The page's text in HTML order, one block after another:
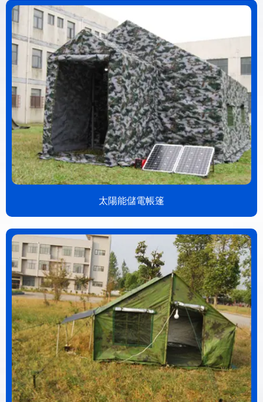
太陽能儲電帳篷